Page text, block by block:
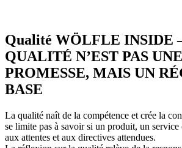
Qualité WÖLFLE INSIDE
QUALITÉ N’EST PAS UNE
PROMESSE, MAIS UN
BASE
La qualité naît de la compétence et crée la
se limite pas à savoir si un produit, un
aux attentes et aux directives attendues.